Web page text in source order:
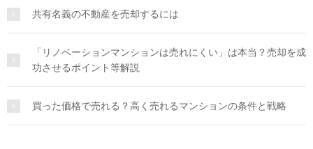
共有名義の不動産を売却するには
「リノベーションマンションは売れにくい」は本当？売却を成
功させるポイント等解説
買った価格で売れる？高く売れるマンションの条件と戦略